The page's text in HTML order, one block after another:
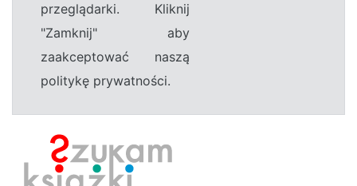
przeglądarki. Kliknij
"Zamknij" aby
zaakceptować naszą
politykę prywatności.